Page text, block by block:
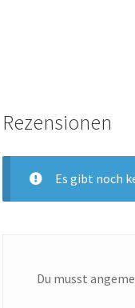
Rezensionen
Es gibt noch
Du musst